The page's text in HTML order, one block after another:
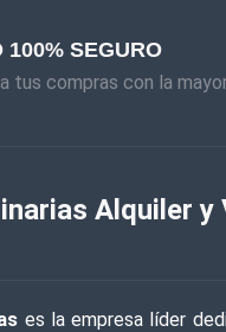
100% SEGURO
tus compras con la
Alquiler y
es la empresa líder